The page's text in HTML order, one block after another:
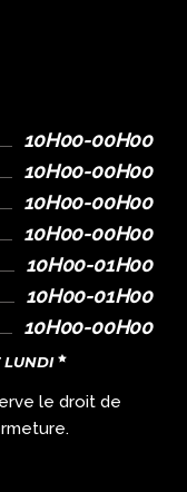
10H00-00H00
10H00-00H00
10H00-00H00
10H00-00H00
10H00-01H00
10H00-01H00
10H00-00H00
LUNDI
le droit de